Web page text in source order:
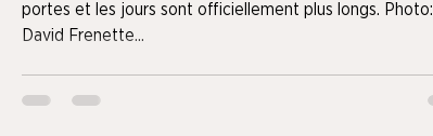
portes et les jours sont officiellement plus longs. Photo:
David Frenette...